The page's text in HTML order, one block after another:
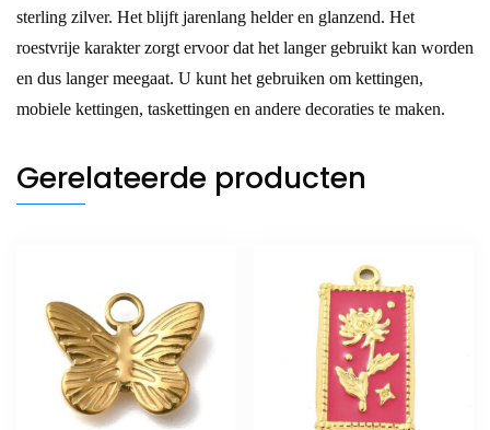
sterling zilver. Het blijft jarenlang helder en glanzend. Het
roestvrije karakter zorgt ervoor dat het langer gebruikt kan worden
en dus langer meegaat. U kunt het gebruiken om kettingen,
mobiele kettingen, taskettingen en andere decoraties te maken.
Gerelateerde producten